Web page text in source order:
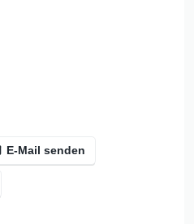
E-Mail senden